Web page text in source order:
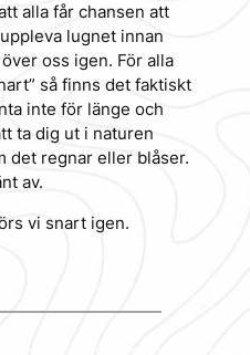
alla får chansen att
lugnet innan
oss igen. För alla
så finns det faktiskt
inte för länge och
ta dig ut i naturen
det regnar eller blåser.
av.
vi snart igen.